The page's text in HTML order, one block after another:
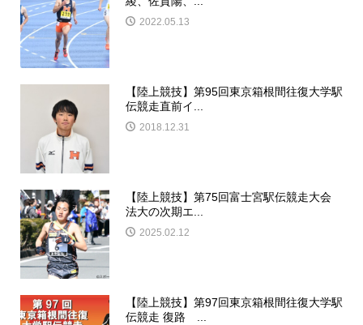
2022.05.13
【陸上競技】第95回東京箱根間往復大学駅
伝競走直前イ...
2018.12.31
【陸上競技】第75回富士宮駅伝競走大会
法大の次期エ...
2025.02.12
【陸上競技】第97回東京箱根間往復大学駅
伝競走 復路 ...